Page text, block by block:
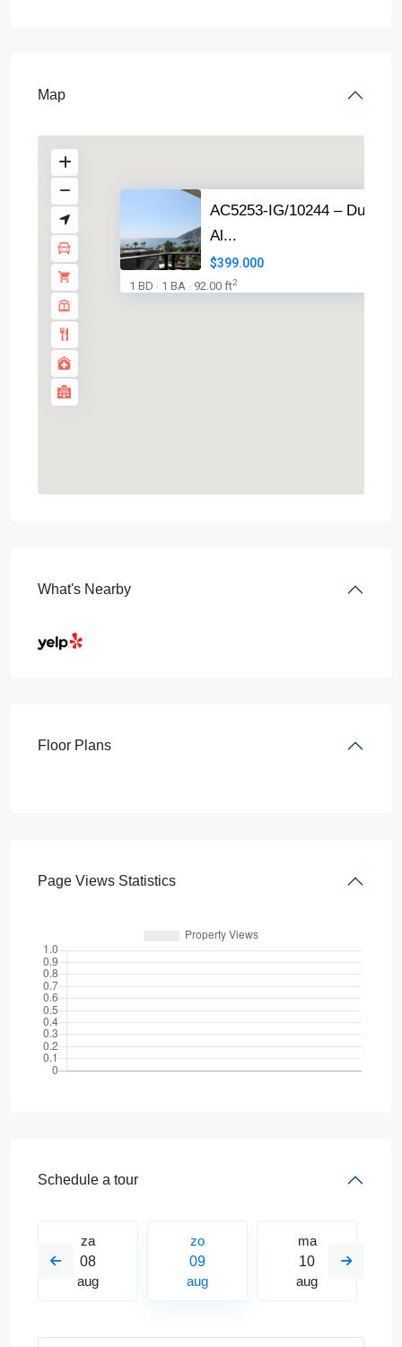
Map
AC5253-IG/10244 – Duplex
Al...
$399.000
1 BD · 1 BA · 92.00 ft2
What's Nearby
Floor Plans
Page Views Statistics
Schedule a tour
za
08
aug
zo
09
aug
ma
10
aug